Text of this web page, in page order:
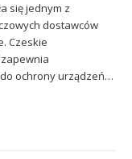
się jednym z
dostawców
Czeskie
ochrony urządzeń…